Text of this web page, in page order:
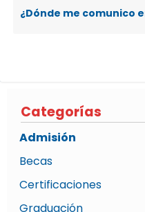
Categorías
Admisión
Becas
Certificaciones
Graduación